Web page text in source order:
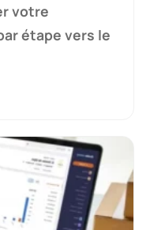
votre
étape vers le